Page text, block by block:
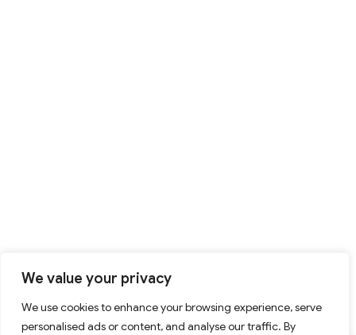
We value your privacy
We use cookies to enhance your browsing experience, serve
personalised ads or content, and analyse our traffic. By